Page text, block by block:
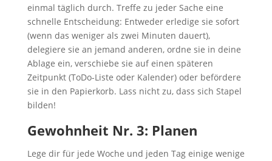
einmal täglich durch. Treffe zu jeder Sache eine
schnelle Entscheidung: Entweder erledige sie sofort
(wenn das weniger als zwei Minuten dauert),
delegiere sie an jemand anderen, ordne sie in deine
Ablage ein, verschiebe sie auf einen späteren
Zeitpunkt (ToDo-Liste oder Kalender) oder befördere
sie in den Papierkorb. Lass nicht zu, dass sich Stapel
bilden!
Gewohnheit Nr. 3: Planen
Lege dir für jede Woche und jeden Tag einige wenige